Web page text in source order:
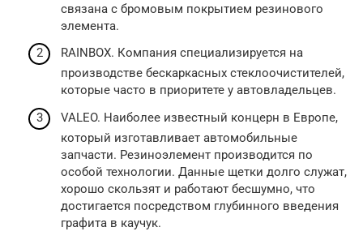
связана с бромовым покрытием резинового
элемента.
RAINBOX. Компания специализируется на
производстве бескаркасных стеклоочистителей,
которые часто в приоритете у автовладельцев.
VALEO. Наиболее известный концерн в Европе,
который изготавливает автомобильные
запчасти. Резиноэлемент производится по
особой технологии. Данные щетки долго служат,
хорошо скользят и работают бесшумно, что
достигается посредством глубинного введения
графита в каучук.